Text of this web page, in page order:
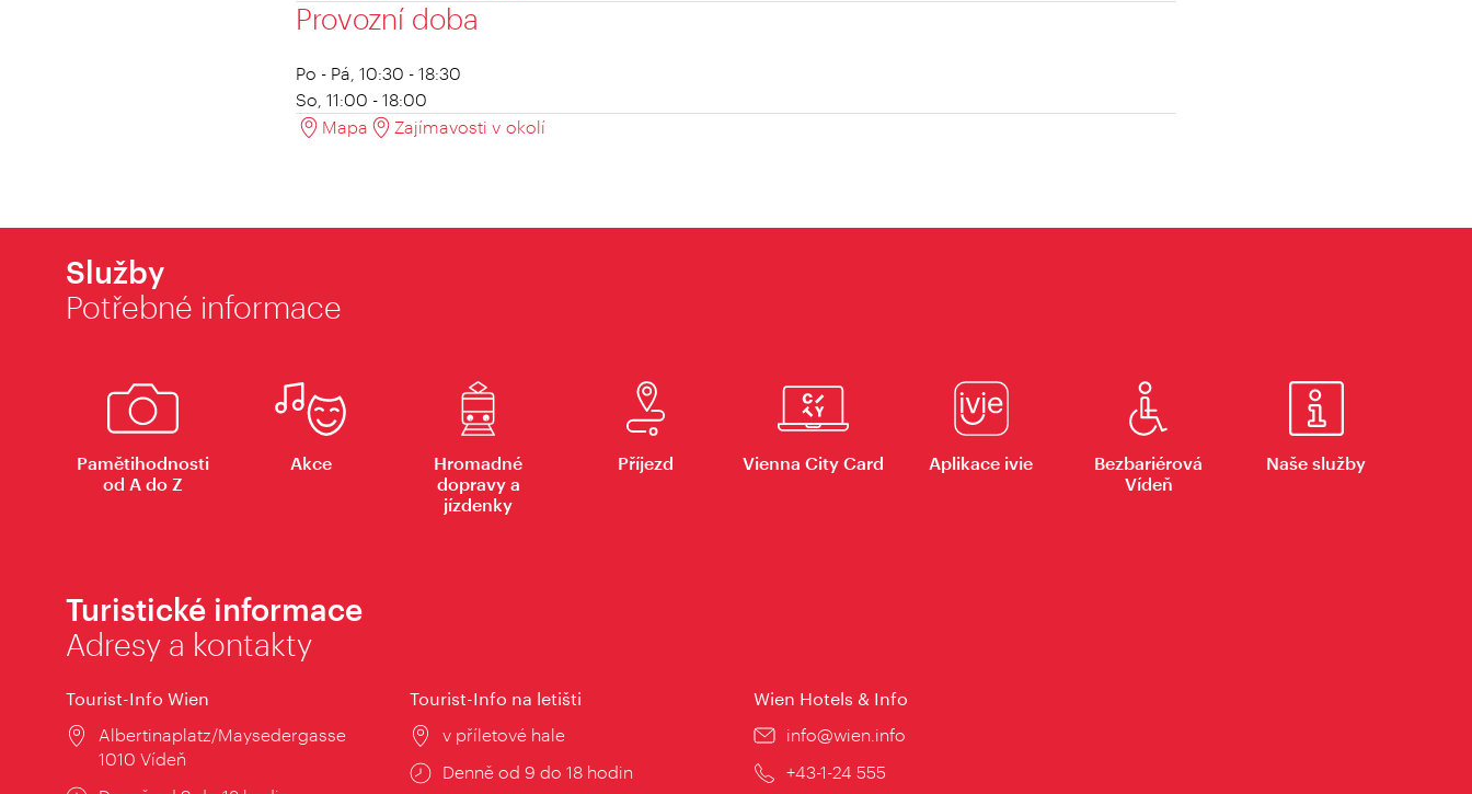
Provozní doba
Po - Pá, 10:30 - 18:30
So, 11:00 - 18:00
Mapa
Zajímavosti v okolí
Služby
Potřebné informace
Pamětihodnosti
od A do Z
Akce
Hromadné
dopravy a
jízdenky
Příjezd Vienna City Card Aplikace ivie
Bezbariérová
Vídeň
Naše služby
Turistické informace
Adresy a kontakty
Tourist-Info Wien
Místo:
Albertinaplatz/Maysedergasse
1010 Vídeň
Tourist-Info na letišti
Místo:
v příletové hale
Provozní
Denně od 9 do 18 hodin
Wien Hotels & Info
E-
info@wien.info
Telefon:
+43-1-24 555